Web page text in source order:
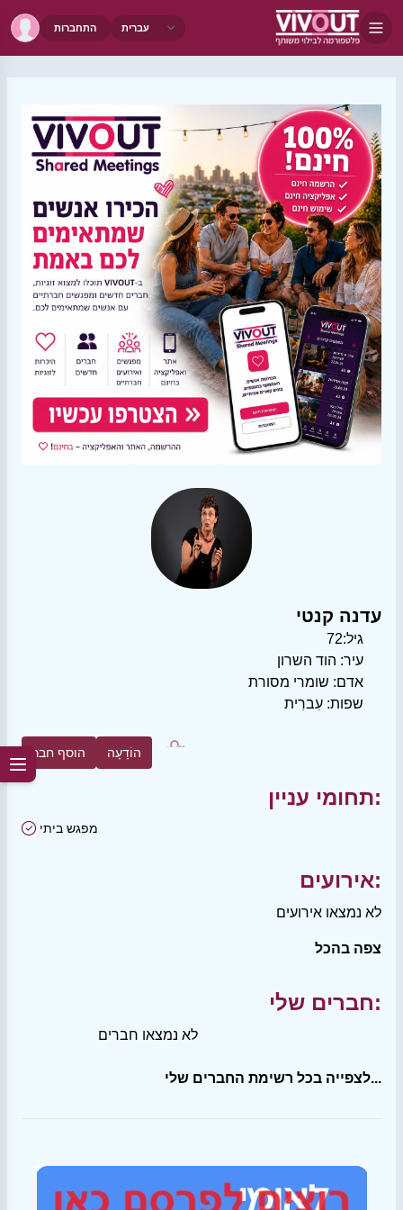
התחברות
עדנה קנטי
גיל:72
עיר: הוד השרון
אדם: שומרי מסורת
שפות: עִברִית
הוסף חבר הוֹדָעָה
תחומי עניין:
מפגש ביתי
אירועים:
לא נמצאו אירועים
צפה בהכל
חברים שלי:
לא נמצאו חברים
לצפייה בכל רשימת החברים שלי...